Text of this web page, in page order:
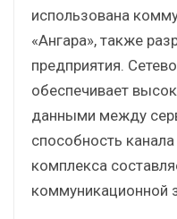
использована
«Ангара», также
предприятия.
обеспечивает
данными между
способность
комплекса
коммуникационной